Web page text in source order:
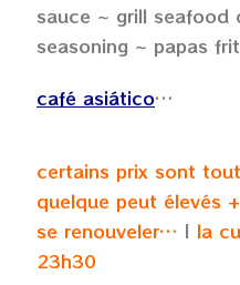
sauce ~ grill seafood
seasoning ~ papas
café asiático…
certains prix sont
quelque peut élevés
se renouveler… | la
23h30